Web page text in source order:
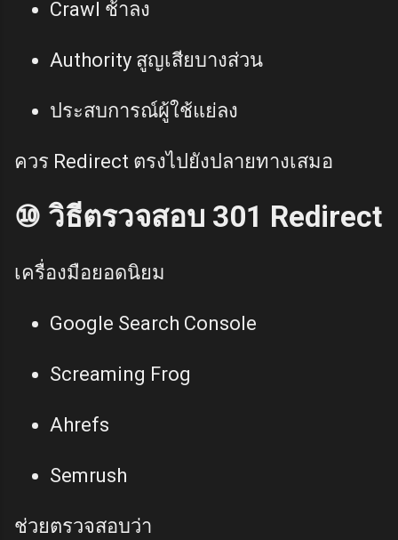
Crawl ช้าลง
Authority สูญเสียบางส่วน
ประสบการณ์ผู้ใช้แย่ลง
ควร Redirect ตรงไปยังปลายทางเสมอ
⑩ วิธีตรวจสอบ 301 Redirect
เครื่องมือยอดนิยม
Google Search Console
Screaming Frog
Ahrefs
Semrush
ช่วยตรวจสอบว่า